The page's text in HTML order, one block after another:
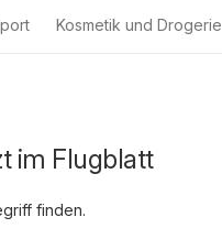
Kosmetik und Drogerie
im Flugblatt
finden.